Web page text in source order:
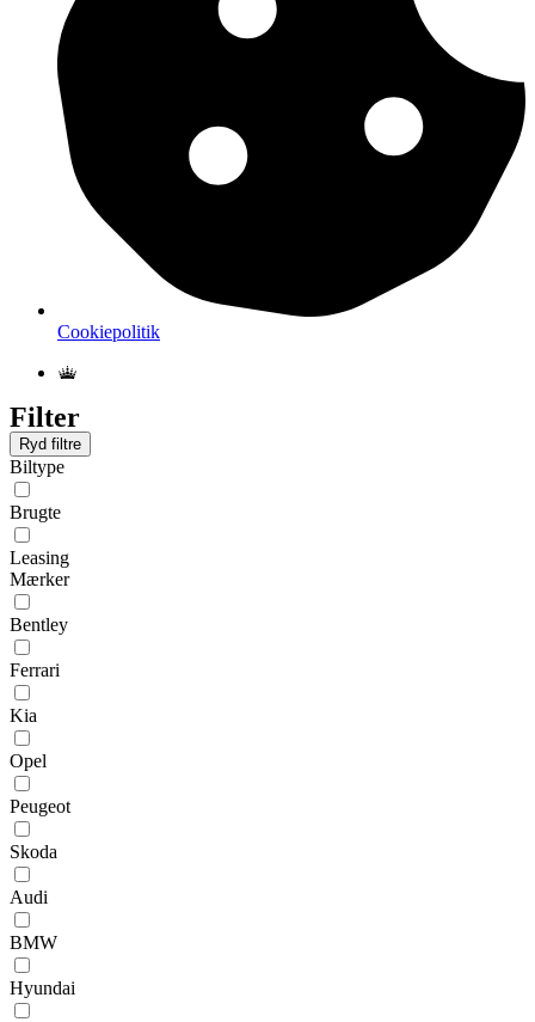
Cookiepolitik
Filter
Ryd filtre
Biltype
Brugte
Leasing
Mærker
Bentley
Ferrari
Kia
Opel
Peugeot
Skoda
Audi
BMW
Hyundai